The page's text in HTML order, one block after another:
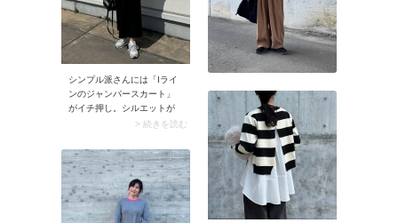
シンプル派さんには「Iライ
ンのジャンパースカート」
がイチ押し。シルエットが
スッキリしているので甘く
すいですよ。この実用性の
高さは定番デザインだから
> 続きを読む